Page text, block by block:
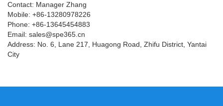
Contact: Manager Zhang
Mobile: +86-13280978226
Phone: +86-13645454883
Email: sales@spe365.cn
Address: No. 6, Lane 217, Huagong Road, Zhifu District, Yantai
City